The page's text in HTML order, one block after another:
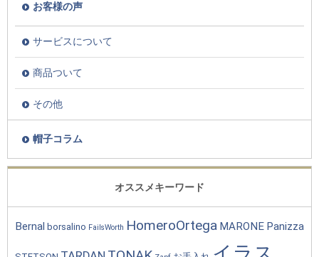
お客様の声
サービスについて
商品ついて
その他
帽子コラム
オススメキーワード
Bernal borsalino FailsWorth HomeroOrtega MARONE Panizza